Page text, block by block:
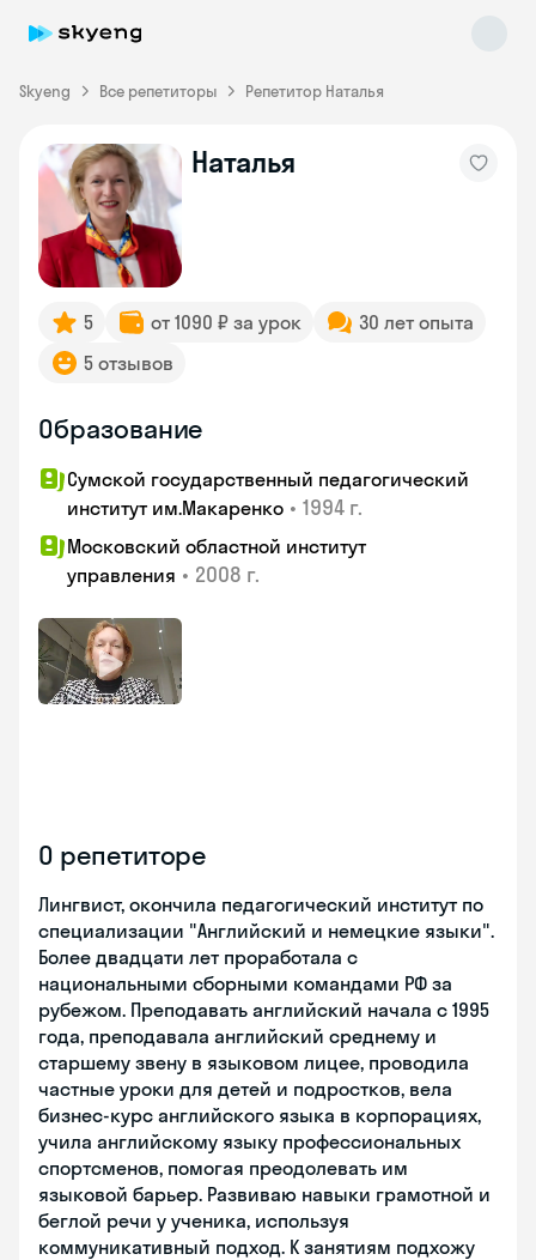
Skyeng Все репетиторы Репетитор Наталья
Наталья
5 от 1090 ₽ за урок
30 лет опыта
5 отзывов
Образование
Сумской государственный педагогический
институт им.Макаренко • 1994 г.
Московский областной институт
управления • 2008 г.
О репетиторе
Лингвист, окончила педагогический институт по
специализации "Английский и немецкие языки".
Более двадцати лет проработала с
национальными сборными командами РФ за
рубежом. Преподавать английский начала с 1995
года, преподавала английский среднему и
старшему звену в языковом лицее, проводила
частные уроки для детей и подростков, вела
бизнес-курс английского языка в корпорациях,
учила английскому языку профессиональных
спортсменов, помогая преодолевать им
языковой барьер. Развиваю навыки грамотной и
беглой речи у ученика, используя
коммуникативный подход. К занятиям подхожу
Skyeng Chat
online